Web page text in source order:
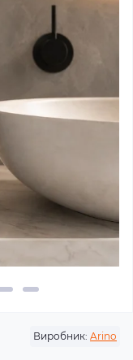
Виробник: Arino